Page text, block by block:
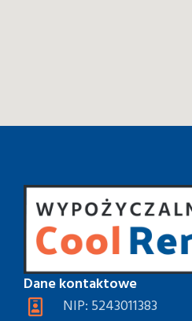
Dane kontaktowe
NIP: 5243011383